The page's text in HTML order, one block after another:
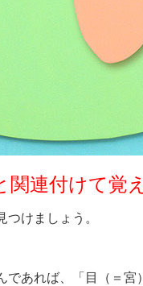
関連付けて覚
けましょう。
あれば、「目（＝宮